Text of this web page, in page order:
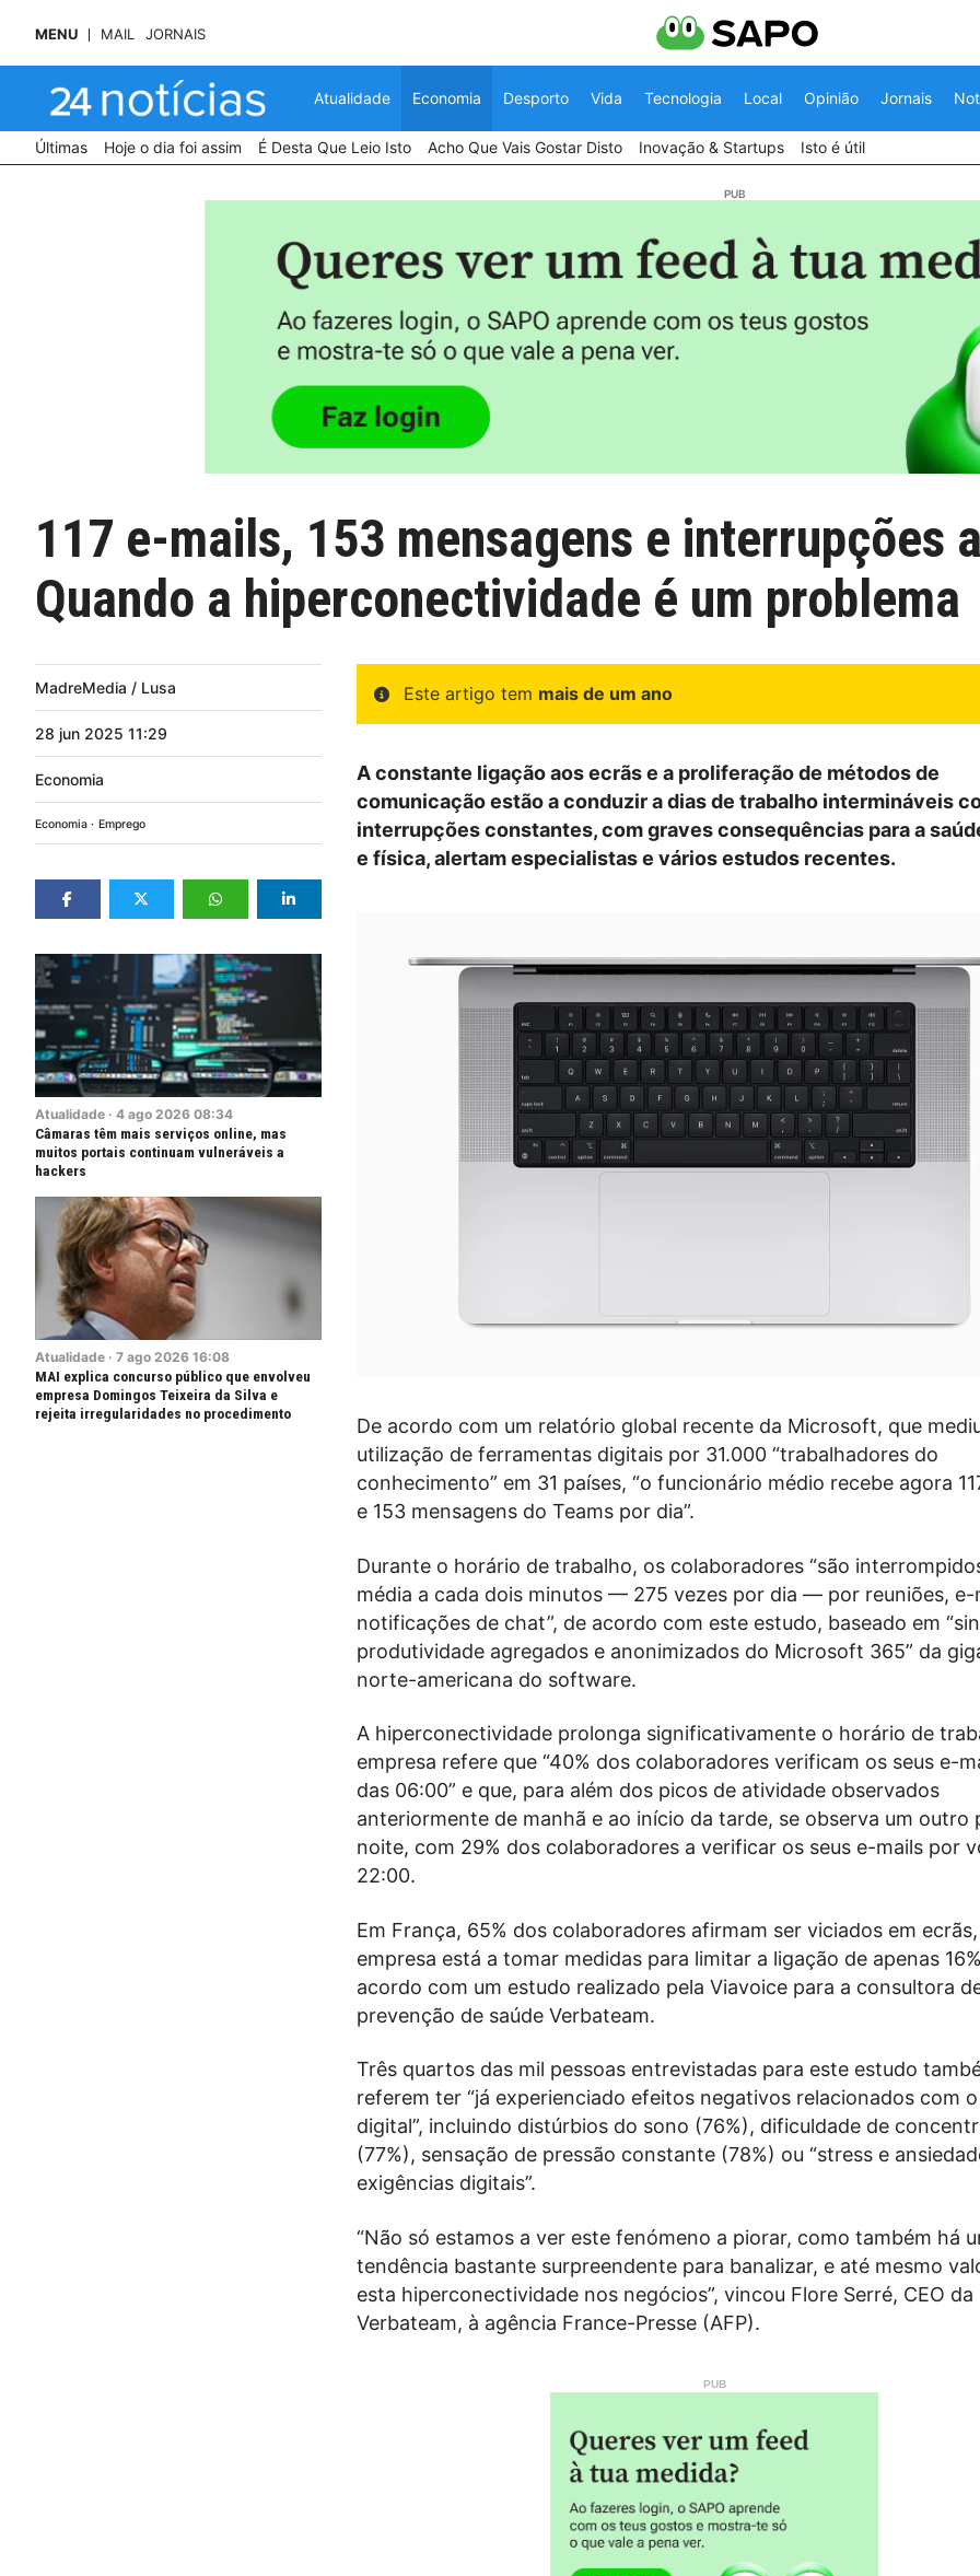
MENU MAIL JORNAIS
Atualidade Economia Desporto Vida Tecnologia Local Opinião Jornais
Últimas Hoje o dia foi assim É Desta Que Leio Isto Acho Que Vais Gostar Disto Inovação & Startups Isto é útil
117 e-mails, 153 mensagens e interrupções
Quando a hiperconectividade é um problema
MadreMedia / Lusa
28 jun 2025 11:29
Economia
Economia Emprego
Atualidade · 4 ago 2026 08:34
Câmaras têm mais serviços online, mas
muitos portais continuam vulneráveis a
hackers
Atualidade · 7 ago 2026 16:08
MAI explica concurso público que envolveu
empresa Domingos Teixeira da Silva e
rejeita irregularidades no procedimento
Este artigo tem mais de um ano
A constante ligação aos ecrãs e a proliferação de métodos de
comunicação estão a conduzir a dias de trabalho intermináveis
interrupções constantes, com graves consequências para a
e física, alertam especialistas e vários estudos recentes.
De acordo com um relatório global recente da Microsoft, que
utilização de ferramentas digitais por 31.000 “trabalhadores do
conhecimento” em 31 países, “o funcionário médio recebe agora
e 153 mensagens do Teams por dia”.
Durante o horário de trabalho, os colaboradores “são
média a cada dois minutos — 275 vezes por dia — por reuniões, e-
notificações de chat”, de acordo com este estudo, baseado em
produtividade agregados e anonimizados do Microsoft 365” da
norte-americana do software.
A hiperconectividade prolonga significativamente o horário de
empresa refere que “40% dos colaboradores verificam os seus e-
das 06:00” e que, para além dos picos de atividade observados
anteriormente de manhã e ao início da tarde, se observa um outro
noite, com 29% dos colaboradores a verificar os seus e-mails por
22:00.
Em França, 65% dos colaboradores afirmam ser viciados em
empresa está a tomar medidas para limitar a ligação de apenas
acordo com um estudo realizado pela Viavoice para a consultora
prevenção de saúde Verbateam.
Três quartos das mil pessoas entrevistadas para este estudo
referem ter “já experienciado efeitos negativos relacionados com
digital”, incluindo distúrbios do sono (76%), dificuldade de
(77%), sensação de pressão constante (78%) ou “stress e
exigências digitais”.
“Não só estamos a ver este fenómeno a piorar, como também há
tendência bastante surpreendente para banalizar, e até mesmo
esta hiperconectividade nos negócios”, vincou Flore Serré, CEO da
Verbateam, à agência France-Presse (AFP).